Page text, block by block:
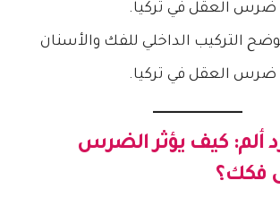
التركيب الداخلي للفك والأسنان
ضرس العقل في تركيا.
ألم: كيف يؤثر الضرس
فكك؟